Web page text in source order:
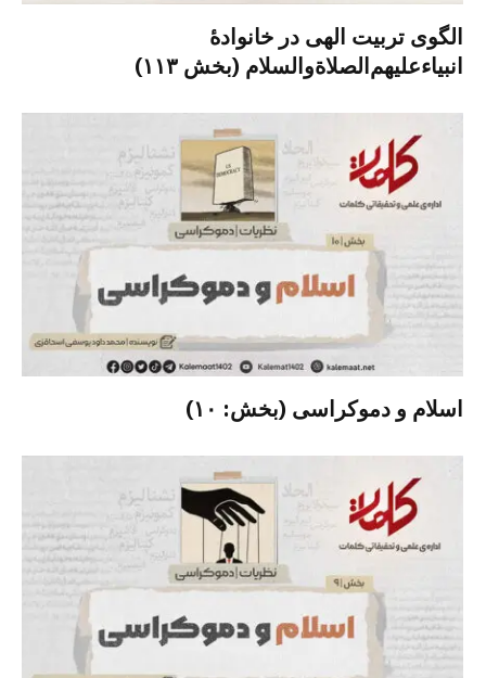
الگوی تربیت الهی در خانوادۀ
انبیاءعلیهم‌الصلاةو‌السلام (بخش ۱۱۳)
اسلام و دموکراسی (بخش: ۱۰)